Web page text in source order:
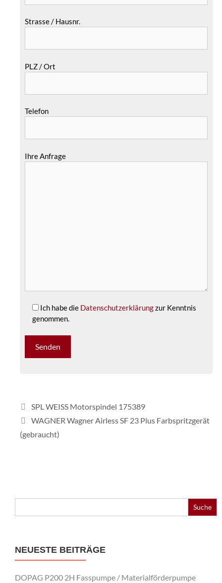
Strasse / Hausnr.
PLZ / Ort
Telefon
Ihre Anfrage
Ich habe die Datenschutzerklärungzur Kenntnis
genommen.
SPL WEISS Motorspindel 175389
WAGNER Wagner Airless SF 23 Plus Farbspritzgerät
(gebraucht)
Search
NEUESTE BEITRÄGE
DOPAG P200 2H Fasspumpe / Materialförderpumpe